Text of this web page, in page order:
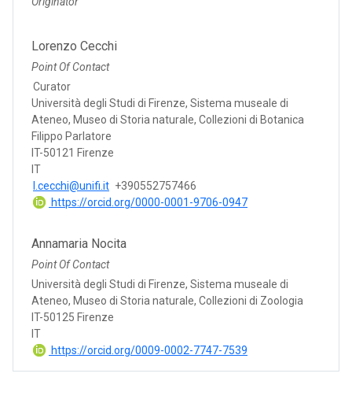
Lorenzo Cecchi
Point Of Contact
Curator
Università degli Studi di Firenze, Sistema museale di
Ateneo, Museo di Storia naturale, Collezioni di Botanica
Filippo Parlatore
IT-50121 Firenze
IT
l.cecchi@unifi.it +390552757466
https://orcid.org/0000-0001-9706-0947
Annamaria Nocita
Point Of Contact
Università degli Studi di Firenze, Sistema museale di
Ateneo, Museo di Storia naturale, Collezioni di Zoologia
IT-50125 Firenze
IT
https://orcid.org/0009-0002-7747-7539